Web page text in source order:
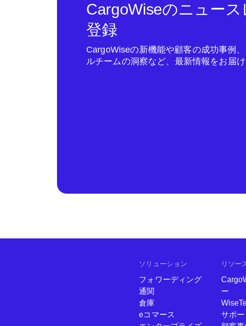
CargoWiseのニュー
登録
CargoWiseの新機能や顧客の成功事例
ルチームの洞察など、最新情報をお届け
ソリューション
フォワーディング
通関
倉庫
eコマース
リソー
ー
サポー